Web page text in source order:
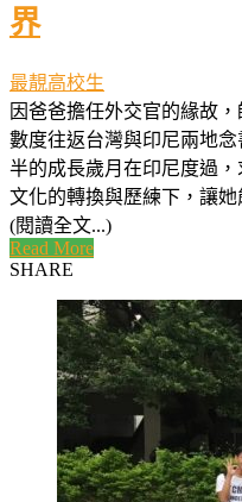
界
最靚高校生
因爸爸擔任外交官的緣故
數度往返台灣與印尼兩地
半的成長歲月在印尼度過
文化的轉換與歷練下，讓
(閱讀全文...)
Read More
SHARE